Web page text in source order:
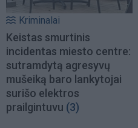
Kriminalai
Keistas smurtinis
incidentas miesto centre:
sutramdytą agresyvų
mušeiką baro lankytojai
surišo elektros
prailgintuvu (3)